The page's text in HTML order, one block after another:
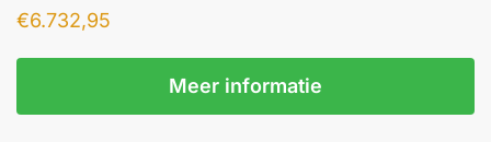
€6.732,95
Meer informatie